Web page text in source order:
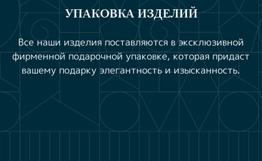
УПАКОВКА ИЗДЕЛИЙ
Все наши изделия поставляются в эксклюзивной
фирменной подарочной упаковке, которая придаст
вашему подарку элегантность и изысканность.